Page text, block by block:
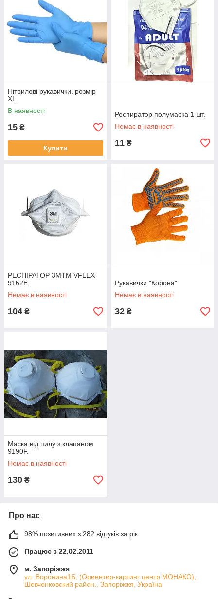
Нітрилові рукавички, розмір
XL
В наявності
15 ₴
Купити
Респиратор полумаска 1 шт.
Немає в наявності
11 ₴
РЕСПІРАТОР 3МTM VFLEX
9162Е
Немає в наявності
104 ₴
Рукавички "Корона"
Немає в наявності
32 ₴
Маска від пилу з клапаном
9190F.
Немає в наявності
130 ₴
Про нас
98% позитивних з 282 відгуків за рік
Працює з 22.02.2011
м. Запоріжжя
ул. Воронина1Б, (Ориентир-картинг центр МОНАКО),
Шевченковский район., Запоріжжя, Україна